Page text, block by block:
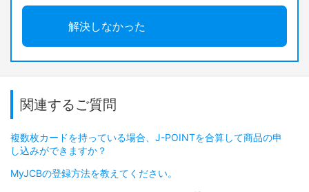
解決しなかった
関連するご質問
複数枚カードを持っている場合、J-POINTを合算して商品の申
し込みができますか？
MyJCBの登録方法を教えてください。